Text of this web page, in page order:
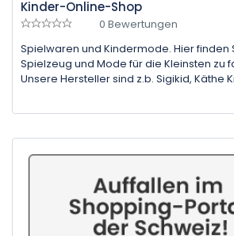
Kinder-Online-Shop
0 Bewertungen
Spielwaren und Kindermode. Hier finden
Spielzeug und Mode für die Kleinsten zu
Unsere Hersteller sind z.b. Sigikid, Käthe